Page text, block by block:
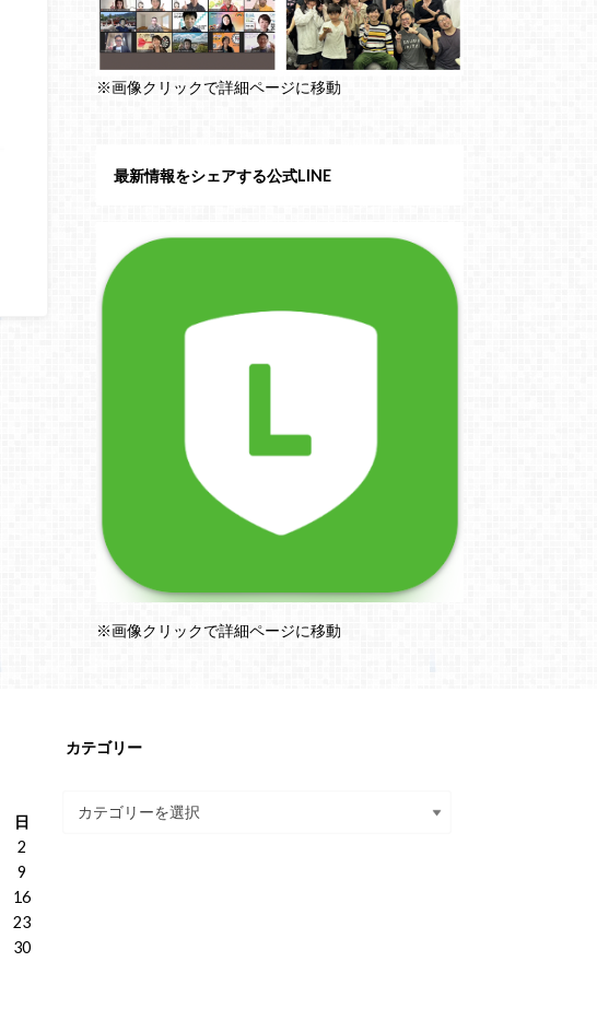
※画像クリックで詳細ページに移動
最新情報をシェアする公式LINE
※画像クリックで詳細ページに移動
日
2
9
16
23
30
カテゴリー